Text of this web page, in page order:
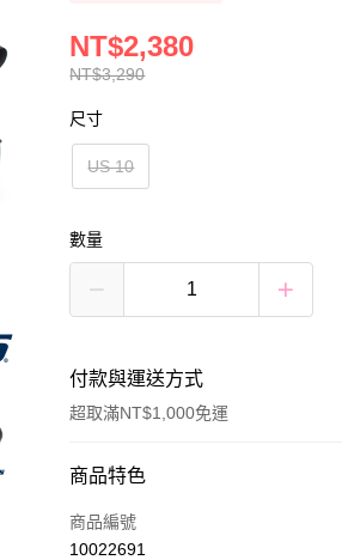
NT$3,290
NT$2,380
尺寸
US 10
數量
付款與運送方式
超取滿NT$1,000免運
付款方式
信用卡一次付款
商品特色
商品編號
10022691